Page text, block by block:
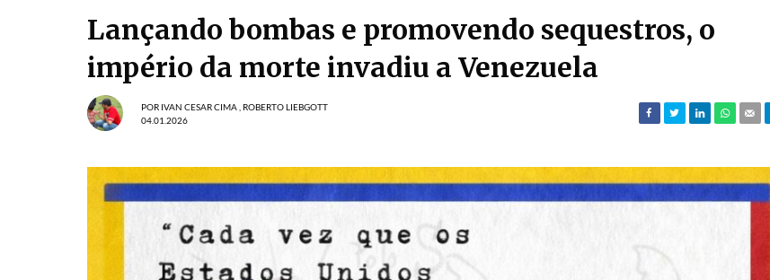
Lançando bombas e promovendo sequestros, o
império da morte invadiu a Venezuela
POR IVAN CESAR CIMA ROBERTO LIEBGOTT
04.01.2026